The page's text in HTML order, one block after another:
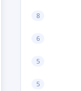
8
6
5
5